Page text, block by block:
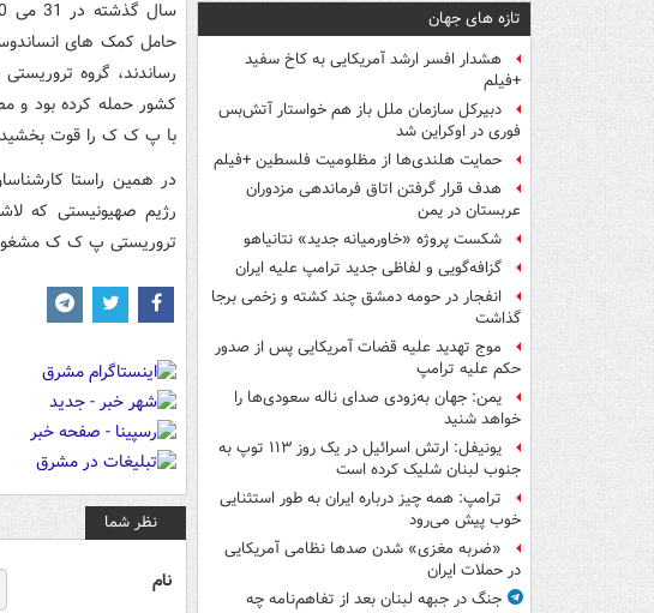
تازه های جهان
هشدار افسر ارشد آمریکایی به کاخ سفید
+فیلم
دبیرکل سازمان ملل باز هم خواستار آتش‌بس
فوری در اوکراین شد
حمایت هلندی‌ها از مظلومیت فلسطین +فیلم
هدف قرار گرفتن اتاق‌ فرماندهی مزدوران
عربستان در یمن
شکست پروژه «خاورمیانه جدید» نتانیاهو
گزافه‌گویی و لفاظی جدید ترامپ علیه ایران
انفجار در حومه دمشق چند کشته و زخمی برجا
گذاشت
موج تهدید علیه قضات آمریکایی پس از صدور
حکم علیه ترامپ
یمن: جهان به‌زودی صدای ناله سعودی‌ها را
خواهد شنید
یونیفل: ارتش اسرائیل در یک روز ۱۱۳ توپ به
جنوب لبنان شلیک کرده است
ترامپ: همه چیز درباره ایران به طور استثنایی
خوب پیش می‌رود
«ضربه مغزی» شدن صدها نظامی آمریکایی
در حملات ایران
جنگ در جبهه لبنان بعد از تفاهم‌نامه چه
حامل کمک های
رساندند، گروه
کشور حمله کرده بود و
با پ ک ک را قوت
در همین راستا
رژیم صهیونیستی که
تروریستی پ ک ک مشغول
نظر شما
نام